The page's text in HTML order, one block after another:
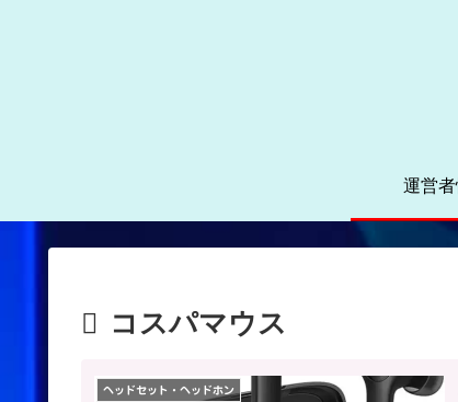
運営者
コスパマウス
ヘッドセット・ヘッドホン